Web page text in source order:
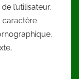
l’utilisateur,
caractère